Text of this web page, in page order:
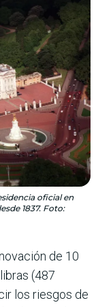
oficial en
1837. Foto:
de 10
(487
los riesgos de